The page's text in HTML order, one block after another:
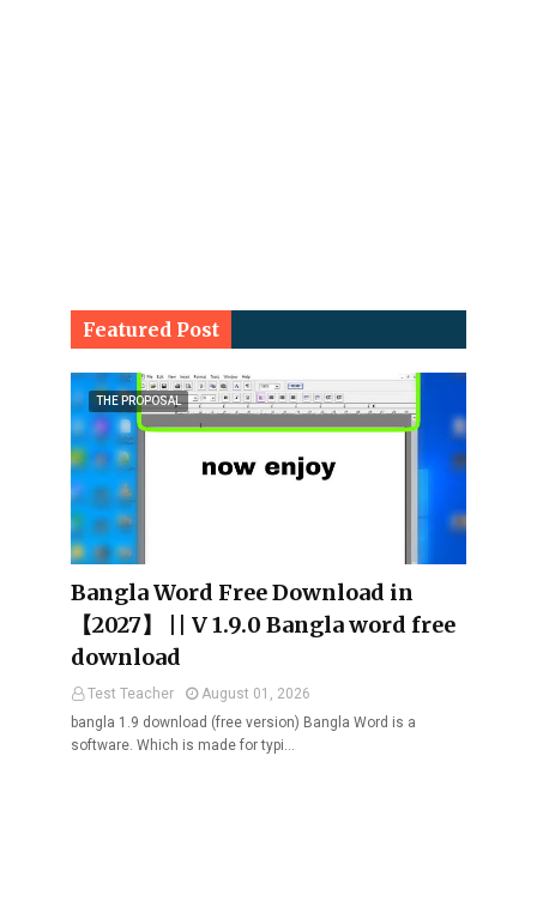
Featured Post
THE PROPOSAL
Bangla Word Free Download in
【2027】 || V 1.9.0 Bangla word free
download
Test Teacher
August 01, 2026
bangla 1.9 download (free version) Bangla Word is a
software. Which is made for typi…